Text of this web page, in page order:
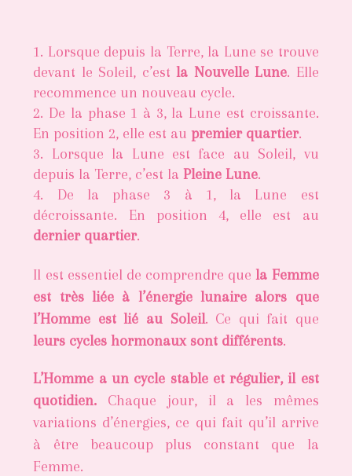
Lorsque depuis la Terre, la Lune se trouve
devant le Soleil, c’estla Nouvelle Lune. Elle
recommence un nouveau cycle.
De la phase 1 à 3, la Lune est croissante.
En position 2, elle est aupremier quartier.
Lorsque la Lune est face au Soleil, vu
depuis la Terre, c’est laPleine Lune.
De la phase 3 à 1, la Lune est
décroissante. En position 4, elle est au
dernier quartier.
Il est essentiel de comprendre quela Femme
est très liée à l’énergie lunaire alors que
l’Homme est lié au Soleil. Ce qui fait que
leurs cycles hormonaux sont différents.
L’Homme a un cycle stable et régulier, il est
quotidien. Chaque jour, il a les mêmes
variations d’énergies, ce qui fait qu’il arrive
à être beaucoup plus constant que la
Femme.